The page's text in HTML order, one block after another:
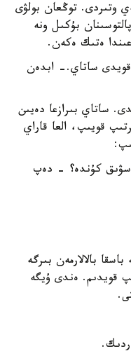
وتىردى. توڭعان بولۋى
بۇكىل ونە
ەتىك ەكەن.
ساتاي.- ابدەن
ساتاي بىرازعا دەيىن
قويىپ، العا قاراي
سۋىق كۇندە؟ - دەپ
بالالارمەن بىرگە
قويدىم. ەندى ۇيگە